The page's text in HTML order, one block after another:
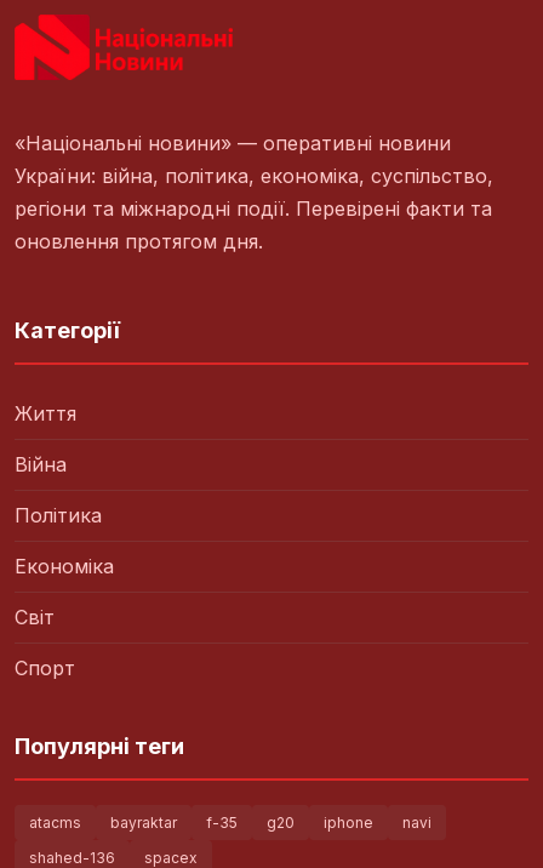
«Національні новини» — оперативні новини
України: війна, політика, економіка, суспільство,
регіони та міжнародні події. Перевірені факти та
оновлення протягом дня.
Категорії
Життя
Війна
Політика
Економіка
Світ
Спорт
Популярні теги
atacms bayraktar f-35 g20 iphone
navi
shahed-136
spacex